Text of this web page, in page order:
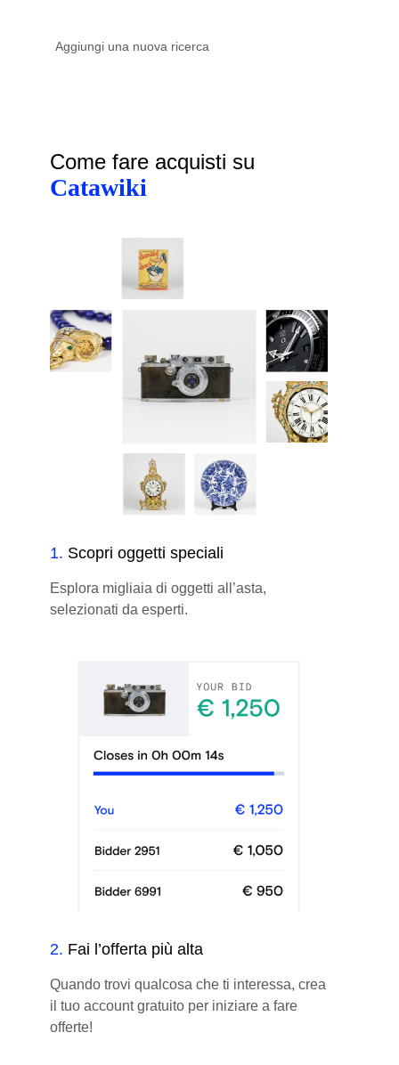
Come fare acquisti su
Catawiki
1. Scopri oggetti speciali
Esplora migliaia di oggetti all’asta,
selezionati da esperti.
2. Fai l’offerta più alta
Quando trovi qualcosa che ti interessa, crea
il tuo account gratuito per iniziare a fare
offerte!